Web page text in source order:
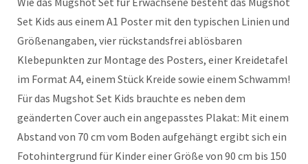
Set Kids aus einem A1 Poster mit den typischen Linien und
Größenangaben, vier rückstandsfrei ablösbaren
Klebepunkten zur Montage des Posters, einer Kreidetafel
im Format A4, einem Stück Kreide sowie einem Schwamm!
Für das Mugshot Set Kids brauchte es neben dem
geänderten Cover auch ein angepasstes Plakat: Mit einem
Abstand von 70 cm vom Boden aufgehängt ergibt sich ein
Fotohintergrund für Kinder einer Größe von 90 cm bis 150